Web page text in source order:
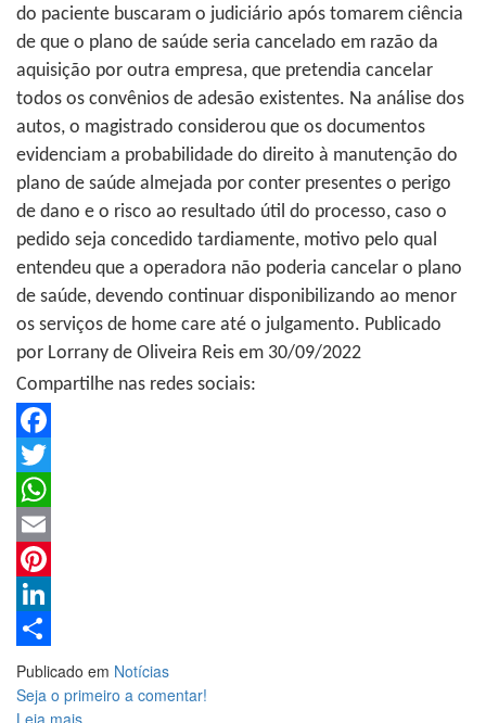
do paciente buscaram o judiciário após tomarem ciência
de que o plano de saúde seria cancelado em razão da
aquisição por outra empresa, que pretendia cancelar
todos os convênios de adesão existentes. Na análise dos
autos, o magistrado considerou que os documentos
evidenciam a probabilidade do direito à manutenção do
plano de saúde almejada por conter presentes o perigo
de dano e o risco ao resultado útil do processo, caso o
pedido seja concedido tardiamente, motivo pelo qual
entendeu que a operadora não poderia cancelar o plano
de saúde, devendo continuar disponibilizando ao menor
os serviços de home care até o julgamento. Publicado
por Lorrany de Oliveira Reis em 30/09/2022
Compartilhe nas redes sociais:
Facebook
Twitter
WhatsApp
Email
Pinterest
LinkedIn
Share
Publicado em Notícias
Seja o primeiro a comentar!
Leia mais ...